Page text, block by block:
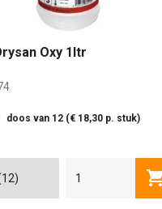
Oxy 1ltr
doos van 12 (€ 18,30 p. stuk)